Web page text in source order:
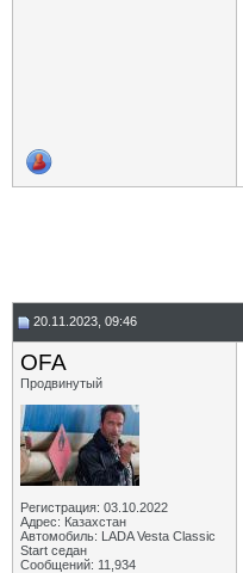
20.11.2023, 09:46
OFA
Продвинутый
Регистрация: 03.10.2022
Адрес: Казахстан
Автомобиль: LADA Vesta Classic
Start седан
Сообщений: 11,934